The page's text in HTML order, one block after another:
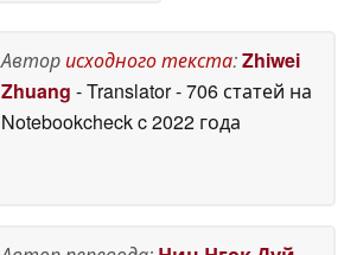
Авторисходного текста:Zhiwei
Zhuang - Translator- 706 статей на
Notebookcheckc 2022 года